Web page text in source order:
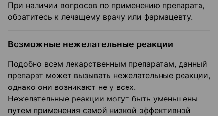
При наличии вопросов по применению препарата,
обратитесь к лечащему врачу или фармацевту.
Возможные нежелательные реакции
Подобно всем лекарственным препаратам, данный
препарат может вызывать нежелательные реакции,
однако они возникают не у всех.
Нежелательные реакции могут быть уменьшены
путем применения самой низкой эффективной